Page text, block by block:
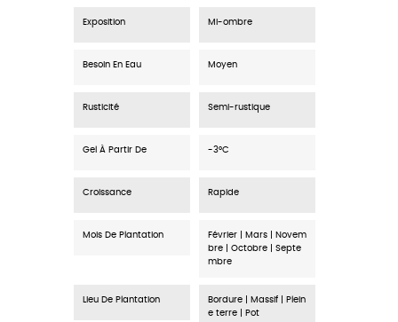
Exposition Mi-ombre
Besoin En Eau Moyen
Rusticité Semi-rustique
Gel À Partir De -3°C
Croissance Rapide
Mois De Plantation
Février | Mars | Novem
bre | Octobre | Septe
mbre
Lieu De Plantation
Bordure | Massif | Plein
e terre | Pot